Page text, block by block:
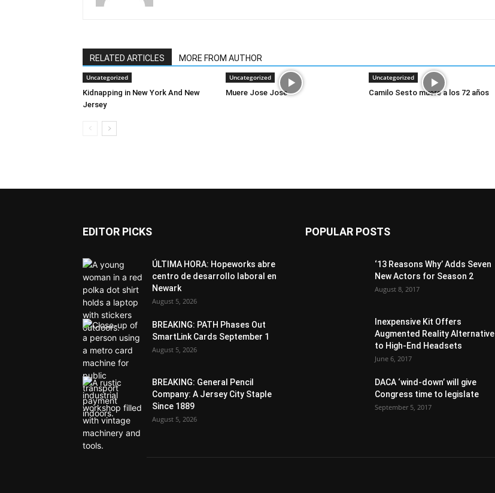
RELATED ARTICLES MORE FROM AUTHOR
Uncategorized
Kidnapping in New York And New
Jersey
Uncategorized
Muere Jose Jose
Uncategorized
Camilo Sesto muere a los 72 años
EDITOR PICKS
ÚLTIMA HORA: Hopeworks abre
centro de desarrollo laboral en
Newark
August 5, 2026
BREAKING: PATH Phases Out
SmartLink Cards September 1
August 5, 2026
BREAKING: General Pencil
Company: A Jersey City Staple
Since 1889
August 5, 2026
POPULAR POSTS
‘13 Reasons Why’ Adds Seven
New Actors for Season 2
August 8, 2017
Inexpensive Kit Offers
Augmented Reality Alternative
to High-End Headsets
June 6, 2017
DACA ‘wind-down’ will give
Congress time to legislate
September 5, 2017